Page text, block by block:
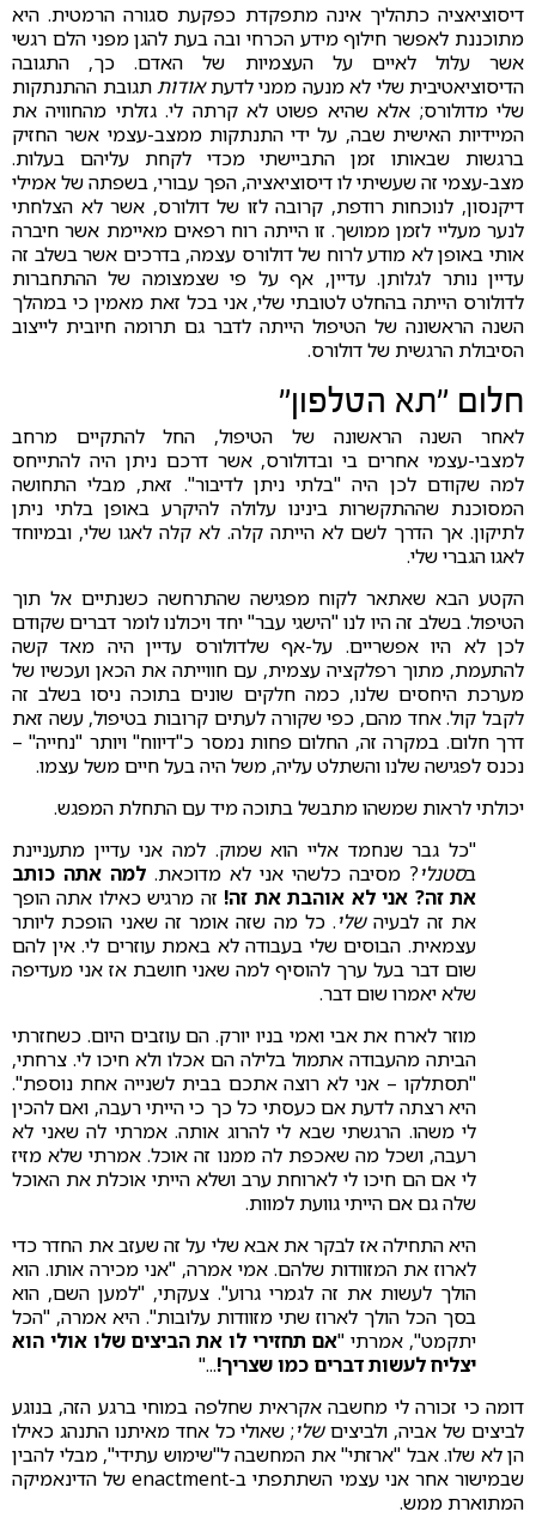
דיסוציאציה כתהליך אינה מתפקדת כפקעת סגורה הרמטית. היא
מתוכננת לאפשר חילוף מידע הכרחי ובה בעת להגן מפני הלם רגשי
אשר עלול לאיים על העצמיות של האדם. כך, התגובה
הדיסוציאטיבית שלי לא מנעה ממני לדעתאודותתגובת ההתנתקות
שלי מדולורס; אלא שהיא פשוט לא קרתה לי. גזלתי מהחוויה את
המיידיות האישית שבה, על ידי התנתקות ממצב-עצמי אשר החזיק
ברגשות שבאותו זמן התביישתי מכדי לקחת עליהם בעלות.
מצב-עצמי זה שעשיתי לו דיסוציאציה, הפך עבורי, בשפתה של אמילי
דיקנסון, לנוכחות רודפת, קרובה לזו של דולורס, אשר לא הצלחתי
לנער מעליי לזמן ממושך. זו הייתה רוח רפאים מאיימת אשר חיברה
אותי באופן לא מודע לרוח של דולורס עצמה, בדרכים אשר בשלב זה
עדיין נותר לגלותן. עדיין, אף על פי שצמצומה של ההתחברות
לדולורס הייתה בהחלט לטובתי שלי, אני בכל זאת מאמין כי במהלך
השנה הראשונה של הטיפול הייתה לדבר גם תרומה חיובית לייצוב
הסיבולת הרגשית של דולורס.
חלום "תא הטלפון"
לאחר השנה הראשונה של הטיפול, החל להתקיים מרחב
למצבי-עצמי אחרים בי ובדולורס, אשר דרכם ניתן היה להתייחס
למה שקודם לכן היה "בלתי ניתן לדיבור". זאת, מבלי התחושה
המסוכנת שההתקשרות בינינו עלולה להיקרע באופן בלתי ניתן
לתיקון. אך הדרך לשם לא הייתה קלה. לא קלה לאגו שלי, ובמיוחד
לאגו הגברי שלי.
הקטע הבא שאתאר לקוח מפגישה שהתרחשה כשנתיים אל תוך
הטיפול. בשלב זה היו לנו "הישגי עבר" יחד ויכולנו לומר דברים שקודם
לכן לא היו אפשריים. על-אף שלדולורס עדיין היה מאד קשה
להתעמת, מתוך רפלקציה עצמית, עם חווייתה את הכאן ועכשיו של
מערכת היחסים שלנו, כמה חלקים שונים בתוכה ניסו בשלב זה
לקבל קול. אחד מהם, כפי שקורה לעתים קרובות בטיפול, עשה זאת
דרך חלום. במקרה זה, החלום פחות נמסר כ"דיווח" ויותר "נחייה" –
נכנס לפגישה שלנו והשתלט עליה, משל היה בעל חיים משל עצמו.
יכולתי לראות שמשהו מתבשל בתוכה מיד עם התחלת המפגש.
"כל גבר שנחמד אליי הוא שמוק. למה אני עדיין מתעניינת
בסטנלי? מסיבה כלשהי אני לא מדוכאת. למה אתה כותב
את זה? אני לא אוהבת את זה! זה מרגיש כאילו אתה הופך
את זה לבעיהשלי. כל מה שזה אומר זה שאני הופכת ליותר
עצמאית. הבוסים שלי בעבודה לא באמת עוזרים לי. אין להם
שום דבר בעל ערך להוסיף למה שאני חושבת אז אני מעדיפה
שלא יאמרו שום דבר.
מוזר לארח את אבי ואמי בניו יורק. הם עוזבים היום. כשחזרתי
הביתה מהעבודה אתמול בלילה הם אכלו ולא חיכו לי. צרחתי,
"תסתלקו – אני לא רוצה אתכם בבית לשנייה אחת נוספת".
היא רצתה לדעת אם כעסתי כל כך כי הייתי רעבה, ואם להכין
לי משהו. הרגשתי שבא לי להרוג אותה. אמרתי לה שאני לא
רעבה, ושכל מה שאכפת לה ממנו זה אוכל. אמרתי שלא מזיז
לי אם הם חיכו לי לארוחת ערב ושלא הייתי אוכלת את האוכל
שלה גם אם הייתי גוועת למוות.
היא התחילה אז לבקר את אבא שלי על זה שעזב את החדר כדי
לארוז את המזוודות שלהם. אמי אמרה, "אני מכירה אותו. הוא
הולך לעשות את זה לגמרי גרוע". צעקתי, "למען השם, הוא
בסך הכל הולך לארוז שתי מזוודות עלובות". היא אמרה, "הכל
יתקמט", אמרתי "אם תחזירי לו את הביצים שלו אולי הוא
יצליח לעשות דברים כמו שצריך!..."
דומה כי זכורה לי מחשבה אקראית שחלפה במוחי ברגע הזה, בנוגע
לביצים של אביה, ולביציםשלי; שאולי כל אחד מאיתנו התנהג כאילו
הן לא שלו. אבל "ארזתי" את המחשבה ל"שימוש עתידי", מבלי להבין
שבמישור אחר אני עצמי השתתפתי ב-enactment של הדינאמיקה
המתוארת ממש.